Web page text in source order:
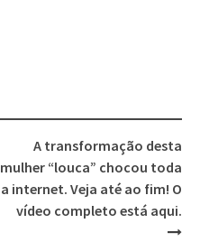
A transformação desta
mulher “louca” chocou toda
a internet. Veja até ao fim! O
vídeo completo está aqui.